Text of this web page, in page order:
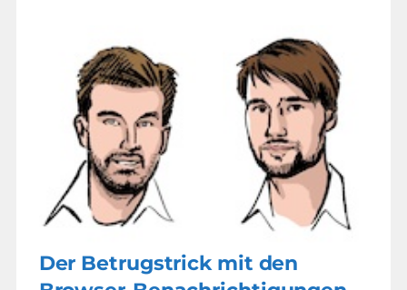
Der Betrugstrick mit den